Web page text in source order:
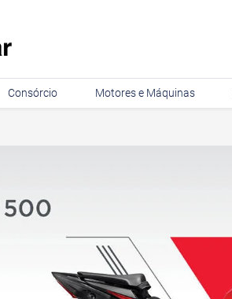
Consórcio Motores e Máquinas